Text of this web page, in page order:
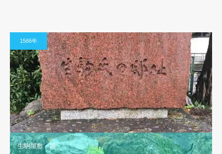
1566年
生駒屋敷 跡